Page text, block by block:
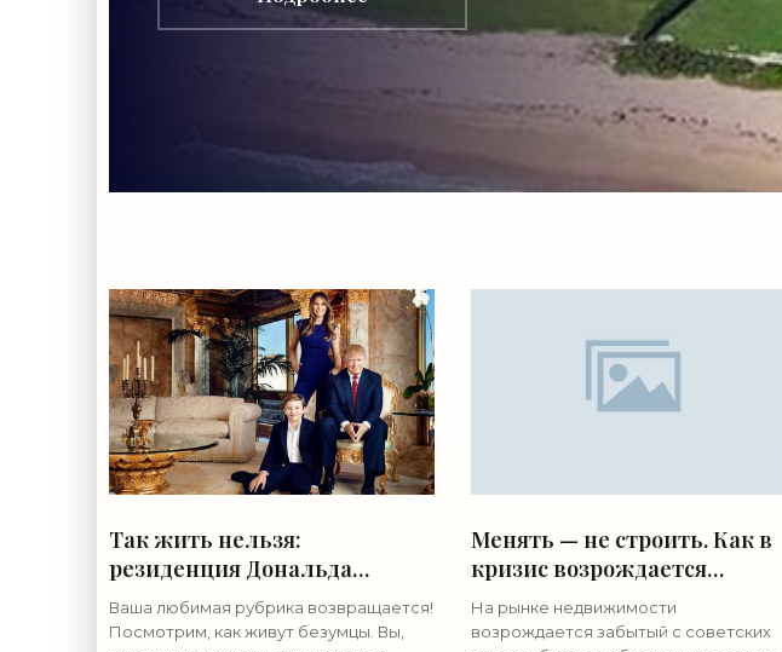
Так жить нельзя:
резиденция Дональда
Трампа - «Недвижимость»
Ваша любимая рубрика возвращается!
Посмотрим, как живут безумцы. Вы,
Менять — не строить. Как в
кризис возрождается
бартерный обмен -
«Недвижимость»
На рынке недвижимости
возрождается забытый с советских